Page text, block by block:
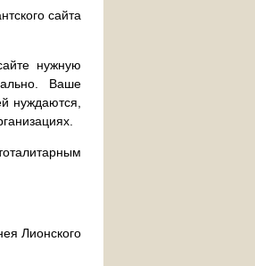
сайта
нужную
Ваше
нуждаются,
Лионского